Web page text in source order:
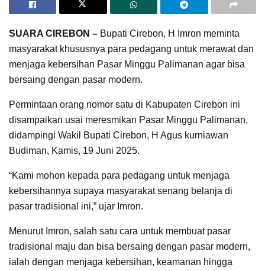
SUARA CIREBON – Bupati Cirebon, H Imron meminta
masyarakat khususnya para pedagang untuk merawat dan
menjaga kebersihan Pasar Minggu Palimanan agar bisa
bersaing dengan pasar modern.
Permintaan orang nomor satu di Kabupaten Cirebon ini
disampaikan usai meresmikan Pasar Minggu Palimanan,
didampingi Wakil Bupati Cirebon, H Agus kurniawan
Budiman, Kamis, 19 Juni 2025.
“Kami mohon kepada para pedagang untuk menjaga
kebersihannya supaya masyarakat senang belanja di
pasar tradisional ini,” ujar Imron.
Menurut Imron, salah satu cara untuk membuat pasar
tradisional maju dan bisa bersaing dengan pasar modern,
ialah dengan menjaga kebersihan, keamanan hingga